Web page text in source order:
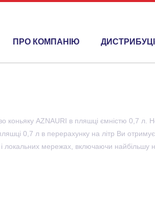
ПРО КОМПАНІЮ
коньяку AZNAURI в пляшці ємністю 0,7
0,7 л в перерахунку на літр Ви
і локальних мережах, включаючи найбільшу